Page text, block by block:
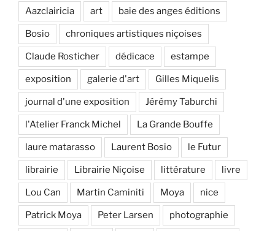
Aazclairicia art baie des anges éditions
Bosio chroniques artistiques niçoises
Claude Rosticher dédicace estampe
exposition galerie d'art Gilles Miquelis
journal d'une exposition Jérémy Taburchi
l'Atelier Franck Michel La Grande Bouffe
laure matarasso Laurent Bosio le Futur
librairie Librairie Niçoise littérature livre
Lou Can Martin Caminiti Moya nice
Patrick Moya Peter Larsen photographie